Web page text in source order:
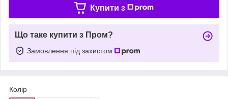
Купити з
Що таке купити з Пром?
Замовлення під захистом
Колір